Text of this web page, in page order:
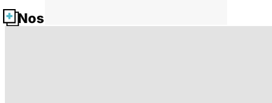
Nos fiches santé